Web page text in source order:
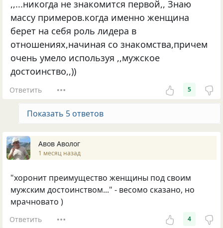
,,...никогда не знакомится первой,, Знаю
массу примеров.когда именно женщина
берет на себя роль лидера в
отношениях,начиная со знакомства,причем
очень умело используя ,,мужское
достоинство,,))
Ответить 5
Показать 5 ответов
Авов Аволог
1 месяц назад
"хоронит преимущество женщины под своим
мужским достоинством..." - весомо сказано, но
мрачновато )
Ответить 4